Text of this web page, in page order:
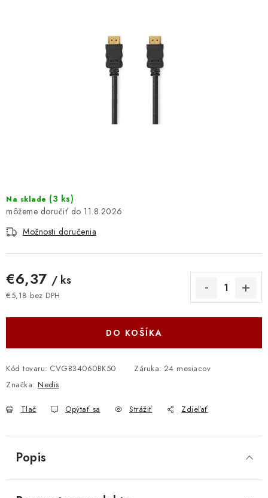
: OBĽÚBENÉ PRODUKTY
Obchodné podmienky
Ochrana osobných údajov
Moja objednávka
Formuláre na stiahnutie
Na sklade (3 ks)
11.8.2026
Možnosti doručenia
€6,37 / ks
€5,18 bez DPH
DO KOŠÍKA
Kód tovaru: CVGB34060BK50 Záruka: 24 mesiacov
Značka: Nedis
Tlač Opýtať sa Strážiť Zdieľať
Popis